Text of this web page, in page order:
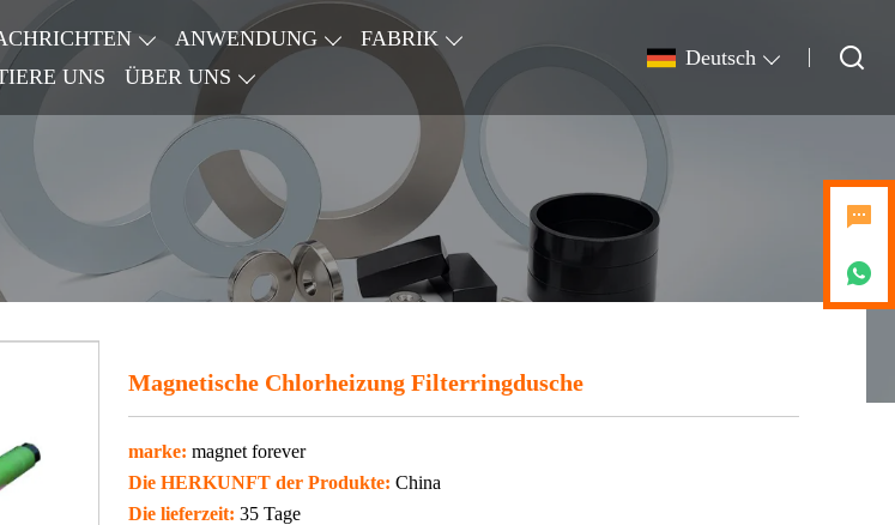
ANWENDUNG
FABRIK
UNS
ÜBER UNS
Deutsch
Magnetische Chlorheizung Filterringdusche
marke: magnet forever
Die HERKUNFT der Produkte: China
Die lieferzeit: 35 Tage